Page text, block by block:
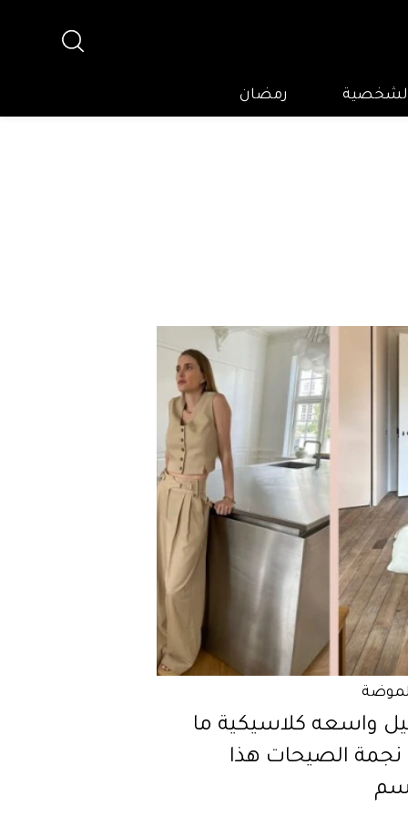
الشخصية رمضان
واسعه كلاسيكية ما
نجمة الصيحات هذا